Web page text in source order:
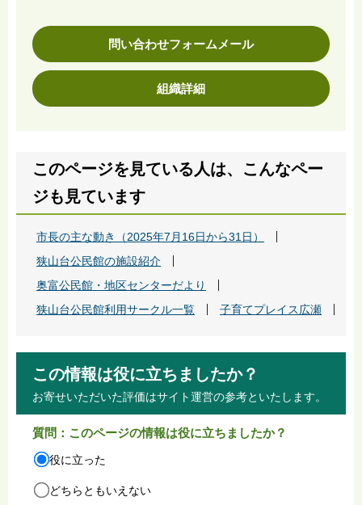
問い合わせフォームメール
組織詳細
このページを見ている人は、こんなペー
ジも見ています
市長の主な動き（2025年7月16日から31日）
狭山台公民館の施設紹介
奥富公民館・地区センターだより
狭山台公民館利用サークル一覧
子育てプレイス広瀬
この情報は役に立ちましたか？
お寄せいただいた評価はサイト運営の参考といたします。
質問：このページの情報は役に立ちましたか？
役に立った
どちらともいえない